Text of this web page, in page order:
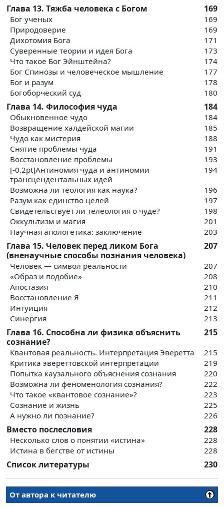
Глава 13. Тяжба человека с Богом 169
Бог ученых
169
Природоверие
169
Дихотомия Бога
171
Суверенные теории и идея Бога
173
Что такое Бог Эйнштейна?
174
Бог Спинозы и человеческое мышление
177
Бог и разум
178
Богоборческий суд
180
Глава 14. Философия чуда 184
Обыкновенное чудо
184
Возвращение халдейской магии
185
Чудо как мистерия
188
Снятие проблемы чуда
191
Восстановление проблемы
193
[-0.2pt]Антиномия чуда и антиномии
трансцендентальных идей
194
Возможна ли теология как наука?
196
Разум как единство целей
197
Свидетельствует ли телеология о чуде?
198
Оккультизм и магия
201
Научная апологетика: заключение
203
Глава 15. Человек перед ликом Бога
(вненаучные способы познания человека)
207
Человек — символ реальности
207
«Образ и подобие»
208
Апостазия
210
Восстановление Я
211
Интуиция
212
Синергия
213
Глава 16. Способна ли физика объяснить
сознание?
215
Квантовая реальность. Интерпретация Эверетта
215
Критика эвереттовской интерпретации
219
Попытка каузального объяснения сознания
220
Возможна ли феноменология сознания?
222
Что такое «квантовое сознание»?
223
Сознание и жизнь
225
А нужно ли познание?
226
Вместо послесловия 228
Несколько слов о понятии «истина»
228
Истина в бегстве от истины
228
Список литературы 230
От автора к читателю